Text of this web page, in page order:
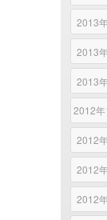
2013
2013
2013
2012年
2012
2012
2012